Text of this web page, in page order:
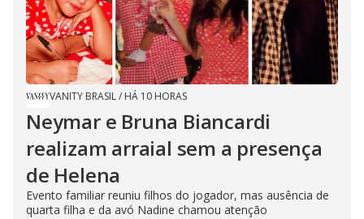
VANITY BRASIL/ HÁ 10 HORAS
Neymar e Bruna Biancardi
realizam arraial sem a presença
de Helena
Evento familiar reuniu filhos do jogador, mas ausência de
quarta filha e da avó Nadine chamou atenção